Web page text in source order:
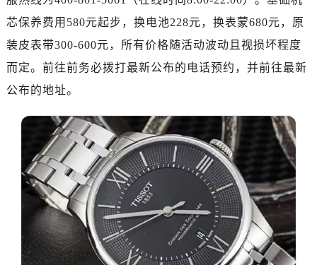
芯保养费用580元起步，换电池228元，换表蒙680元，原
装皮表带300-600元，所有价格随活动波动且视损坏程度
而定。前往前务必拨打最新公布的电话预约，并前往最新
公布的地址。